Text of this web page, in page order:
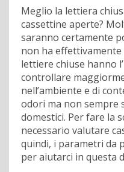
Meglio la lettiera
cassettine aperte?
saranno certamente
non ha
lettiere chiuse hanno
controllare
nell’ambiente e di
odori ma non sempre
domestici. Per fare la
necessario valutare
quindi, i parametri da
per aiutarci in questa